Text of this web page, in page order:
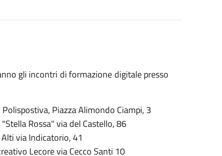
gli incontri di formazione digitale presso
Piazza Alimondo Ciampi, 3
Rossa" via del Castello, 86
via Indicatorio, 41
Lecore via Cecco Santi 10